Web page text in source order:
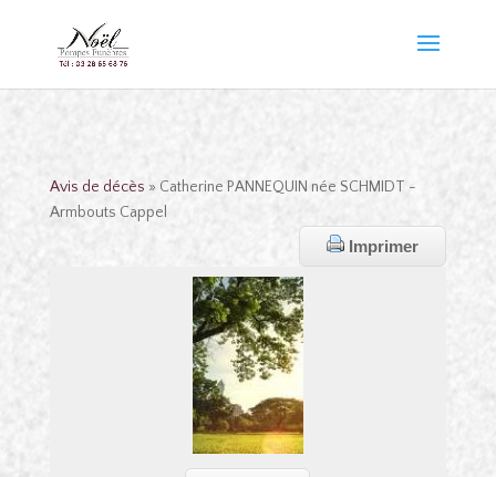
Avis de décès » Catherine PANNEQUIN née SCHMIDT -
Armbouts Cappel
Imprimer